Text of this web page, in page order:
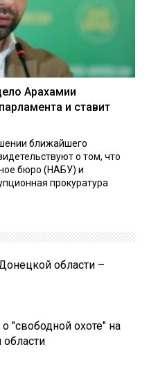
Арахамии
и ставит
ближайшего
о том, что
бюро (НАБУ) и
прокуратура
области –
"свободной охоте" на
области